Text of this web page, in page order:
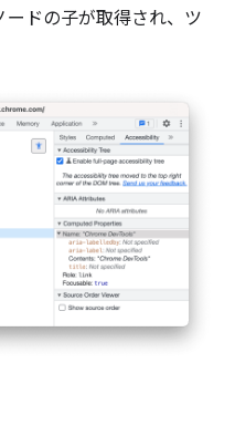
ドの子が取得され、ツ